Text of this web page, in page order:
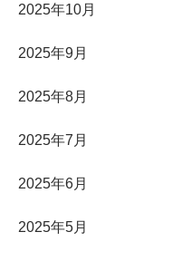
2025年10月
2025年9月
2025年8月
2025年7月
2025年6月
2025年5月